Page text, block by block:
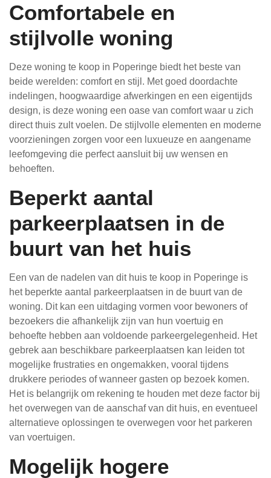
Comfortabele en
stijlvolle woning
Deze woning te koop in Poperinge biedt het beste van
beide werelden: comfort en stijl. Met goed doordachte
indelingen, hoogwaardige afwerkingen en een eigentijds
design, is deze woning een oase van comfort waar u zich
direct thuis zult voelen. De stijlvolle elementen en moderne
voorzieningen zorgen voor een luxueuze en aangename
leefomgeving die perfect aansluit bij uw wensen en
behoeften.
Beperkt aantal
parkeerplaatsen in de
buurt van het huis
Een van de nadelen van dit huis te koop in Poperinge is
het beperkte aantal parkeerplaatsen in de buurt van de
woning. Dit kan een uitdaging vormen voor bewoners of
bezoekers die afhankelijk zijn van hun voertuig en
behoefte hebben aan voldoende parkeergelegenheid. Het
gebrek aan beschikbare parkeerplaatsen kan leiden tot
mogelijke frustraties en ongemakken, vooral tijdens
drukkere periodes of wanneer gasten op bezoek komen.
Het is belangrijk om rekening te houden met deze factor bij
het overwegen van de aanschaf van dit huis, en eventueel
alternatieve oplossingen te overwegen voor het parkeren
van voertuigen.
Mogelijk hogere